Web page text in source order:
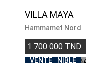
VILLA MAYA
Hammamet Nord
1 700 000 TND
INDISPONIBLE
VENTE